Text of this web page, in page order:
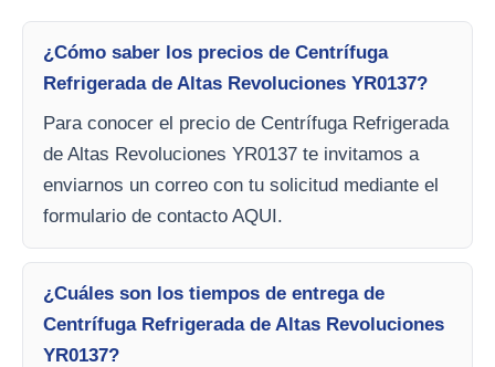
¿Cómo saber los precios de Centrífuga
Refrigerada de Altas Revoluciones YR0137?
Para conocer el precio de Centrífuga Refrigerada
de Altas Revoluciones YR0137 te invitamos a
enviarnos un correo con tu solicitud mediante el
formulario de contacto AQUI.
¿Cuáles son los tiempos de entrega de
Centrífuga Refrigerada de Altas Revoluciones
YR0137?